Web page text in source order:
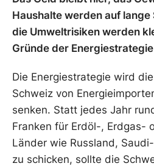
Haushalte werden auf
die Umweltrisiken werden
Gründe der
Die Energiestrategie wird
Schweiz von
senken. Statt jedes Jahr
Franken für Erdöl-, Erdgas-
Länder wie Russland,
zu schicken, sollte die